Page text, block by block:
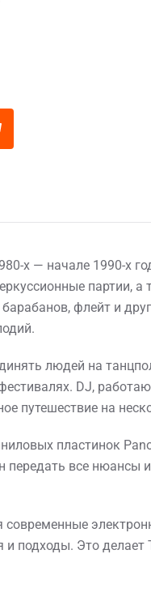
х — начале 1990-х
флейт и
людей на
DJ,
путешествие на
пластинок
все
подходы. Это